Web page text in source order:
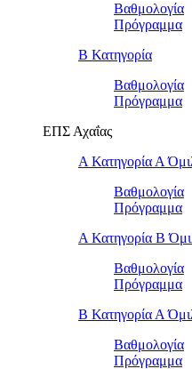
Βαθμολογία
Πρόγραμμα
Β Κατηγορία
Βαθμολογία
Πρόγραμμα
ΕΠΣ Αχαΐας
Α Κατηγορία Α
Βαθμολογία
Πρόγραμμα
Α Κατηγορία Β
Βαθμολογία
Πρόγραμμα
Β Κατηγορία Α
Βαθμολογία
Πρόγραμμα